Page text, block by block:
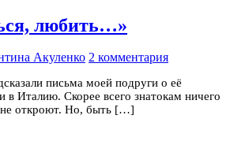
любить…»
Акуленко 2 комментария
письма моей подруги о её
в Италию. Скорее всего знатокам ничего
откроют. Но, быть […]